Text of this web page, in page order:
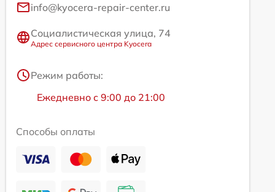
info@kyocera-repair-center.ru
Социалистическая улица, 74
Адрес сервисного центра Kyocera
Режим работы:
Ежедневно с 9:00 до 21:00
Способы оплаты